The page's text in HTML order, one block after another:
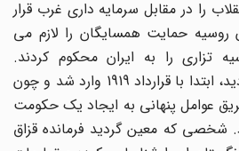
را در مقابل سرمایه داری غرب قرار
روسیه حمایت همسایگان را لازم می
تزاری را به ایران محکوم کردند.
انگلستان خود را یکه تاز دید، ابتدا با قرارداد 1919 وارد شد و چون
عوامل پنهانی به ایجاد یک حکومت
شخصی که معین گردید فرمانده قزاق